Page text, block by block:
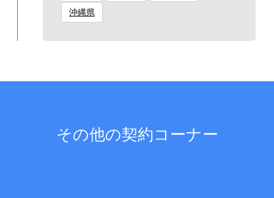
沖縄県
その他の契約コーナー